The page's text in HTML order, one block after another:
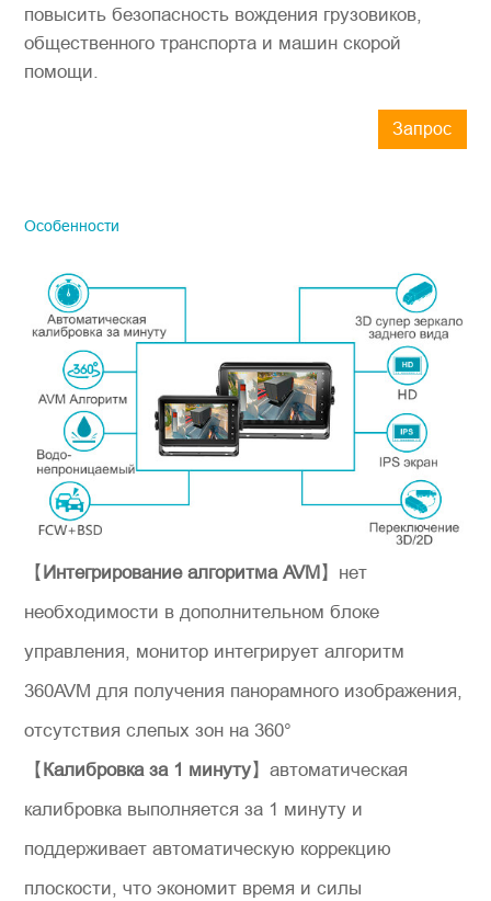
повысить безопасность вождения грузовиков,
общественного транспорта и машин скорой
помощи.
Запрос
Hомер продукции
Представьтесь*
Сообщение*
Особенности
【 Интегрирование алгоритма AVM 】нет
необходимости в дополнительном блоке
управления, монитор интегрирует алгоритм
360AVM для получения панорамного изображения,
отсутствия слепых зон на 360°
【 Калибровка за 1 минуту】автоматическая
калибровка выполняется за 1 минуту и
поддерживает автоматическую коррекцию
плоскости, что экономит время и силы